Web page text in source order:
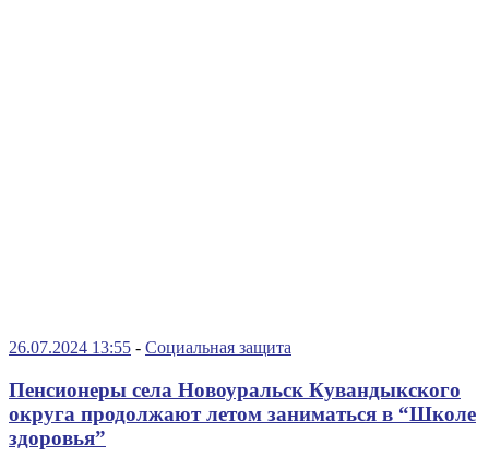
26.07.2024 13:55 - Социальная защита
Пенсионеры села Новоуральск Кувандыкского
округа продолжают летом заниматься в “Школе
здоровья”